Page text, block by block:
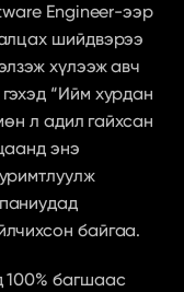
Engineer-ээр
шийдвэрээ
хүлээж авч
“Ийм хурдан
л адил гайхсан
энэ
байгаа.
100% багшаас